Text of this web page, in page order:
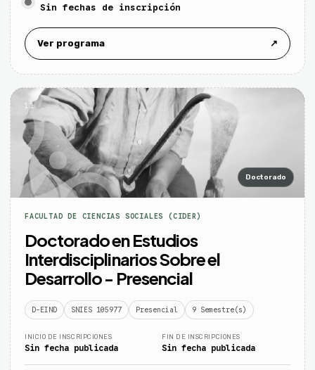
Sin fechas de inscripción
Ver programa ↗
11
Doctorado
FACULTAD DE CIENCIAS SOCIALES (CIDER)
Doctorado en Estudios
Interdisciplinarios Sobre el
Desarrollo - Presencial
D-EIND SNIES 105977 Presencial 9 Semestre(s)
INICIO DE INSCRIPCIONES
Sin fecha publicada
FIN DE INSCRIPCIONES
Sin fecha publicada